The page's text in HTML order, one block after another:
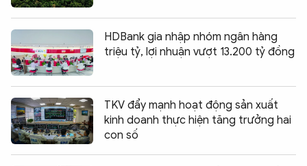
HDBank gia nhập nhóm ngân hàng
triệu tỷ, lợi nhuận vượt 13.200 tỷ đồng
TKV đẩy mạnh hoạt động sản xuất
kinh doanh thực hiện tăng trưởng hai
con số